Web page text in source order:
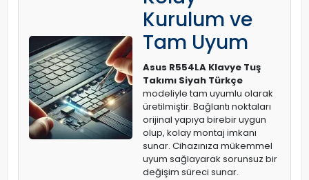
Kurulum ve
Tam Uyum
Asus R554LA Klavye Tuş
Takımı Siyah Türkçe
modeliyle tam uyumlu olarak
üretilmiştir. Bağlantı noktaları
orijinal yapıya birebir uygun
olup, kolay montaj imkanı
sunar. Cihazınıza mükemmel
uyum sağlayarak sorunsuz bir
değişim süreci sunar.